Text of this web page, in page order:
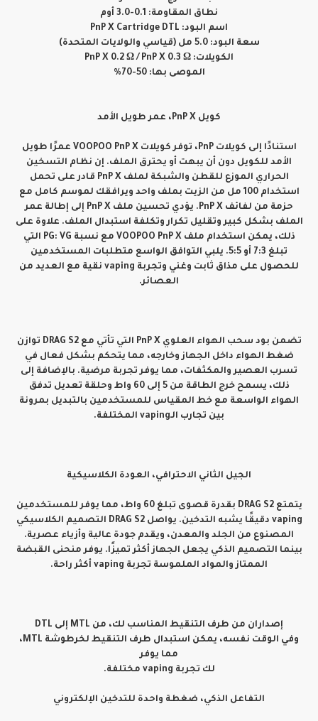
نطاق المقاومة: 0.1-3.0 أوم
اسم البود: PnP X Cartridge DTL
سعة البود: 5.0 مل (قياسي والولايات المتحدة)
الكويلات: PnP X 0.2 Ω / PnP X 0.3 Ω
الموصى بها: 50-70%
كويل PnP X، عمر طويل الأمد
استنادًا إلى كويلات PnP، توفر كويلات VOOPOO PnP X عمرًا طويل
الأمد للكويل دون أن يبهت أو يحترق الملف. إن نظام التسخين
الحراري الموزع للقطن والشبكة لملف PnP X قادر على تحمل
استخدام 100 مل من الزيت بملف واحد ويرافقك لموسم كامل مع
حزمة من لفائف PnP X. يؤدي تحسين ملف PnP X إلى إطالة عمر
الملف بشكل كبير وتقليل تكرار وتكلفة استبدال الملف. علاوة على
ذلك، يمكن استخدام ملف VOOPOO PnP X مع نسبة PG: VG التي
تبلغ 7:3 أو 5:5. يلبي التوافق الواسع متطلبات المستخدمين
للحصول على مذاق ثابت وغني وتجربة vaping نقية مع العديد من
العصائر.
تضمن بود سحب الهواء العلوي PnP X التي تأتي مع DRAG S2 توازن
ضغط الهواء داخل الجهاز وخارجه، مما يتحكم بشكل فعال في
تسرب العصير والمكثفات، مما يوفر تجربة مرضية. بالإضافة إلى
ذلك، يسمح خرج الطاقة من 5 إلى 60 واط وحلقة تعديل تدفق
الهواء الواسعة مع خط المقياس للمستخدمين بالتبديل بمرونة
بين تجارب الـvaping المختلفة.
الجيل الثاني الاحترافي، العودة الكلاسيكية
يتمتع DRAG S2 بقدرة قصوى تبلغ 60 واط، مما يوفر للمستخدمين
vaping دقيقًا يشبه التدخين. يواصل DRAG S2 التصميم الكلاسيكي
المصنوع من الجلد والمعدن، ويقدم جودة عالية وأزياء عصرية.
بينما التصميم الذكي يجعل الجهاز أكثر تميزًا. يوفر منحنى القبضة
الممتاز والمواد الملموسة تجربة vaping أكثر راحة.
إصداران من طرف التنقيط المناسب لك، من MTL إلى DTL
وفي الوقت نفسه، يمكن استبدال طرف التنقيط لخرطوشة MTL،
مما يوفر
لك تجربة vaping مختلفة.
التفاعل الذكي، ضغطة واحدة للتدخين الإلكتروني